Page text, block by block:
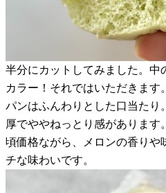
半分にカットしてみました。中
カラー！それではいただきます。
パンはふんわりとした口当たり
厚でややねっとり感があります
頃価格ながら、メロンの香りや
チな味わいです。